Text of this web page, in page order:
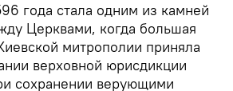
года стала одним из камней
Церквами, когда большая
митрополии приняла
верховной юрисдикции
сохранении верующими